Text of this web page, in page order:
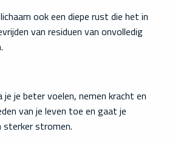
ook een diepe rust die het in
van residuen van onvolledig
je beter voelen, nemen kracht en
van je leven toe en gaat je
stromen.